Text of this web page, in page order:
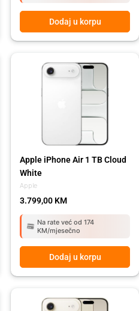
Dodaj u korpu
Apple
Apple iPhone Air 1 TB Cloud
White
3.799,00 KM
Na rate već od 174
KM/mjesečno
Dodaj u korpu